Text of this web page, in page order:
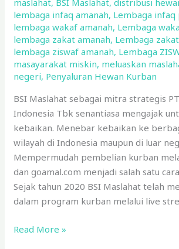
maslahat, BSI Maslahat,distribusi
lembaga infaq amanah, Lembaga
lembaga wakaf amanah, Lembaga
lembaga zakat amanah, Lembaga
lembaga ziswaf amanah, Lembaga
masayarakat miskin, meluaskan
negeri, Penyaluran Hewan Kurban
BSI Maslahat sebagai mitra strategis
Indonesia Tbk senantiasa mengajak
kebaikan. Menebar kebaikan ke
wilayah di Indonesia maupun di luar
Mempermudah pembelian kurban
dan goamal.com menjadi salah satu
Sejak tahun 2020 BSI Maslahat telah
dalam program kurban melalui live
Maslahat
tahun
Lalu
Read More »